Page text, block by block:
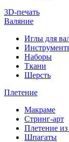
3D-печать
Валяние
Иглы для
Наборы
Ткани
Шерсть
Плетение
Макраме
Стринг-арт
Плетение из
Шпагаты